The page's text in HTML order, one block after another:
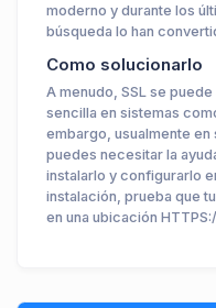
moderno y durante los
búsqueda lo han
Como solucionarlo
A menudo, SSL se
sencilla en sistemas
embargo, usualmente
puedes necesitar la
instalarlo y configurarlo
instalación, prueba que
en una ubicación